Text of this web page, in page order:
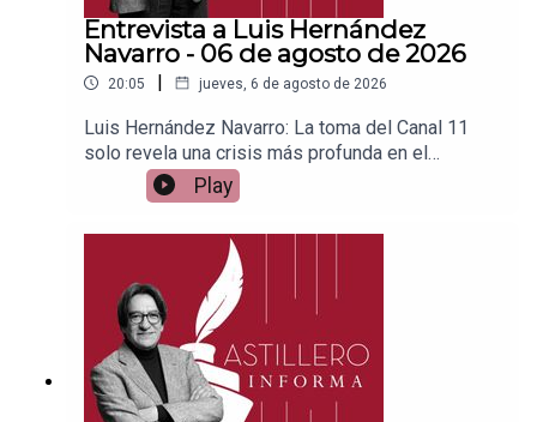
Entrevista a Luis Hernández
Navarro - 06 de agosto de 2026
20:05 | jueves, 6 de agosto de 2026
Luis Hernández Navarro: La toma del Canal 11
solo revela una crisis más profunda en el
IPNEnlace para apoyar vía
Patreon:https://www.patreon.com/julioastilleroEnl
PayPal:https://www.paypal.me/julioastilleroCuent
a para hacer transferencias a cuenta BBVA a
nombre de Julio Hernández López:
1539408017CLABE: 012 320 01539408017
2Tienda:https://julioastillerotienda.com/
Play